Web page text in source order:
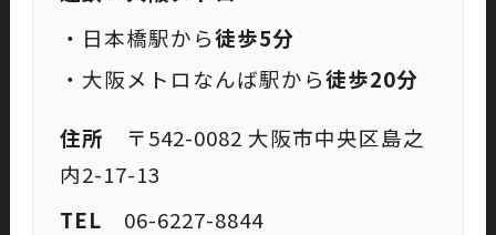
・日本橋駅から徒歩5分
・大阪メトロなんば駅から徒歩20分
住所 〒542-0082 大阪市中央区島之
内2-17-13
TEL 06-6227-8844